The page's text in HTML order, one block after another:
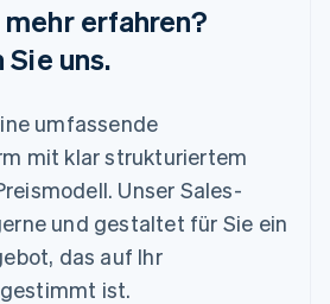
erfahren?
uns.
umfassende
mit klar strukturiertem
Unser Sales-
und gestaltet für Sie ein
das auf Ihr
ist.